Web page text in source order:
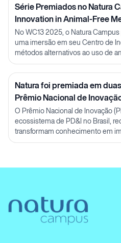
Série Premiados no Natura
Innovation in Animal-Free
Julia Carnelós
No WC13 2025, o Natura
uma imersão em seu Centro de
métodos alternativos ao uso de
parcerias em P&D.
Natura foi premiada em
Prêmio Nacional de
O Prêmio Nacional de Inovação
ecossistema de PD&I no Brasil,
transformam conhecimento em